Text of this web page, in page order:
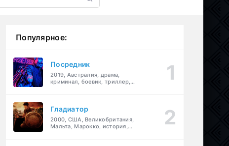
Популярное:
Посредник
2019, Австралия, драма,
криминал, боевик, триллер,
Гладиатор
2000, США, Великобритания,
Мальта, Марокко, история,